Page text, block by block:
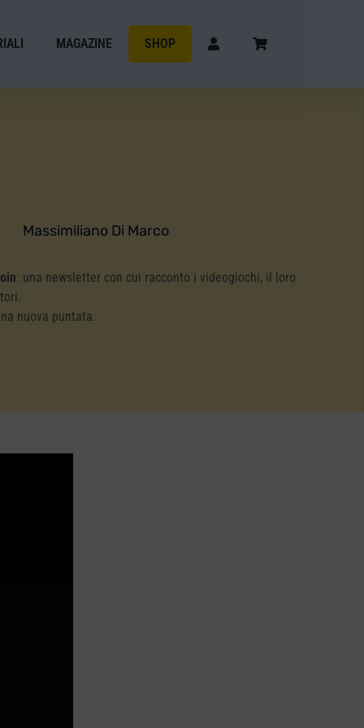
MAGAZINE SHOP
Massimiliano Di Marco
: una newsletter con cui racconto i videogiochi, il loro
nuova puntata.